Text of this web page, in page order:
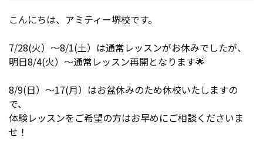
こんにちは、アミティー堺校です。
7/28(火）～8/1(土）は通常レッスンがお休みでしたが、
明日8/4(火）～通常レッスン再開となります🌟
8/9(日）～17(月）はお盆休みのため休校いたしますの
で、
体験レッスンをご希望の方はお早めにご相談くださいま
せ！